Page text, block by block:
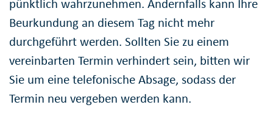
pünktlich wahrzunehmen. Andernfalls kann Ihre
Beurkundung an diesem Tag nicht mehr
durchgeführt werden. Sollten Sie zu einem
vereinbarten Termin verhindert sein, bitten wir
Sie um eine telefonische Absage, sodass der
Termin neu vergeben werden kann.